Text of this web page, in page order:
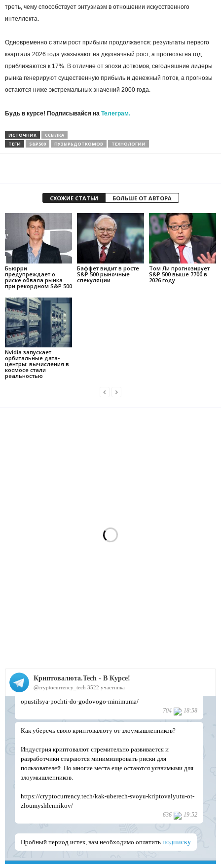
треть, чему способствует энтузиазм в отношении искусственного
интеллекта.
Одновременно с этим рост прибыли продолжается: результаты первого
квартала 2026 года указывают на двузначный рост, а прогнозы на год
приближаются к 17%. В отличие от эпохи доткомов, сегодняшние лидеры
рынка генерируют существенную прибыль и денежный поток, а прогнозы
остаются ниже экстремальных значений 2000 года.
Будь в курсе! Подписывайся на Телеграм.
ИСТОЧНИК
ССЫЛКА
ТЕГИ
S&P500 ПУЗЫРЬДОТКОМОВ ТЕХНОЛОГИИ
СХОЖИЕ СТАТЬИ БОЛЬШЕ ОТ АВТОРА
Бьюрри
предупреждает о
риске обвала рынка
при рекордном S&P 500
Баффет видит в росте
S&P 500 рыночные
спекуляции
Том Ли прогнозирует
S&P 500 выше 7700 в
2026 году
Nvidia запускает
орбитальные дата-
центры: вычисления в
космосе стали
реальностью